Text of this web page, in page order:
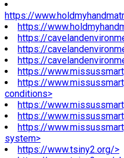
https://
https://
https://
https://
https://
https://
https://
conditions>
https://
https://
https://
system>
https://www.tsiny2.org/>